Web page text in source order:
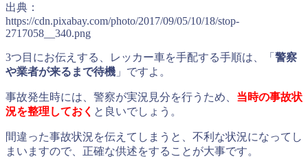
出典：
https://cdn.pixabay.com/photo/2017/09/05/10/18/stop-
2717058__340.png
3つ目にお伝えする、レッカー車を手配する手順は、「 警察
や業者が来るまで待機 」ですよ。
事故発生時には、警察が実況見分を行うため、 当時の事故状
況を整理しておく と良いでしょう。
間違った事故状況を伝えてしまうと、不利な状況になってし
まいますので、正確な供述をすることが大事です。